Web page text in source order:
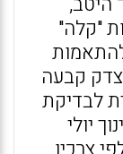
"קלה"
קבעה
ציבורית לבדיקת
יולי